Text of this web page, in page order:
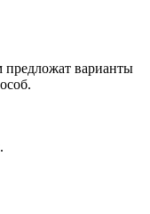
предложат варианты